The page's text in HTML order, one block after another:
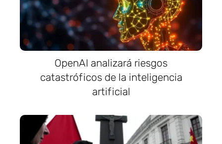
OpenAI analizará riesgos
catastróficos de la inteligencia
artificial